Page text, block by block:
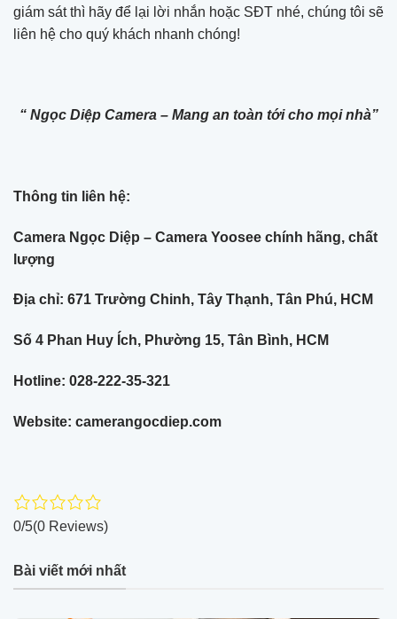
giám sát thì hãy để lại lời nhắn hoặc SĐT nhé, chúng tôi sẽ
liên hệ cho quý khách nhanh chóng!
“ Ngọc Diệp Camera – Mang an toàn tới cho mọi nhà”
Thông tin liên hệ:
Camera Ngọc Diệp – Camera Yoosee chính hãng, chất
lượng
Địa chỉ: 671 Trường Chinh, Tây Thạnh, Tân Phú, HCM
Số 4 Phan Huy Ích, Phường 15, Tân Bình, HCM
Hotline: 028-222-35-321
Website: camerangocdiep.com
0/5(0 Reviews)
Bài viết mới nhất